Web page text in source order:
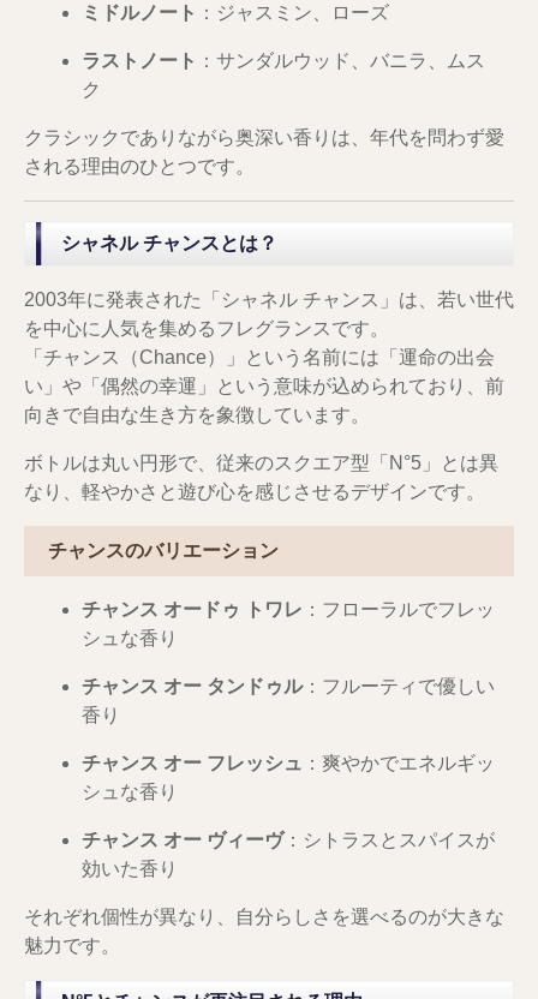
ミドルノート ：ジャスミン、ローズ
ラストノート ：サンダルウッド、バニラ、ムス
ク
クラシックでありながら奥深い香りは、年代を問わず愛
される理由のひとつです。
シャネル チャンスとは？
2003年に発表された「シャネル チャンス」は、若い世代
を中心に人気を集めるフレグランスです。
「チャンス（Chance）」という名前には「運命の出会
い」や「偶然の幸運」という意味が込められており、前
向きで自由な生き方を象徴しています。
ボトルは丸い円形で、従来のスクエア型「N°5」とは異
なり、軽やかさと遊び心を感じさせるデザインです。
チャンスのバリエーション
チャンス オードゥ トワレ ：フローラルでフレッ
シュな香り
チャンス オー タンドゥル：フルーティで優しい
香り
チャンス オー フレッシュ ：爽やかでエネルギッ
シュな香り
チャンス オー ヴィーヴ：シトラスとスパイスが
効いた香り
それぞれ個性が異なり、自分らしさを選べるのが大きな
魅力です。